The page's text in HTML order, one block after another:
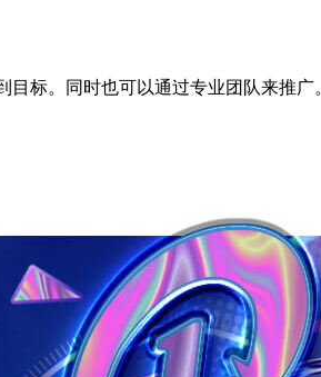
。同时也可以通过专业团队来推广